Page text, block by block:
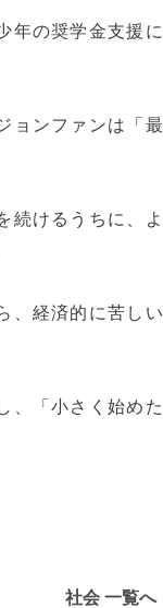
年の奨学金支援に
ョンファンは「最
続けるうちに、よ
、経済的に苦しい
、「小さく始めた
社会 一覧へ